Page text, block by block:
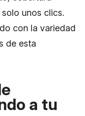
unos clics.
con la variedad
de esta
a tu